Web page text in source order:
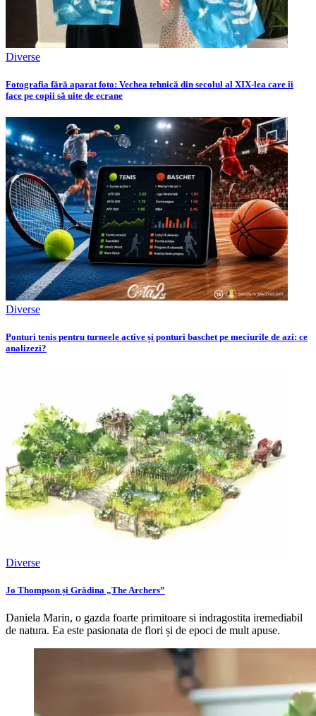
Diverse
Fotografia fără aparat foto: Vechea tehnică din secolul al XIX-lea care îi
face pe copii să uite de ecrane
Diverse
Ponturi tenis pentru turneele active și ponturi baschet pe meciurile de azi: ce
analizezi?
Diverse
Jo Thompson și Grădina „The Archers”
Daniela Marin, o gazda foarte primitoare si indragostita iremediabil
de natura. Ea este pasionata de flori și de epoci de mult apuse.